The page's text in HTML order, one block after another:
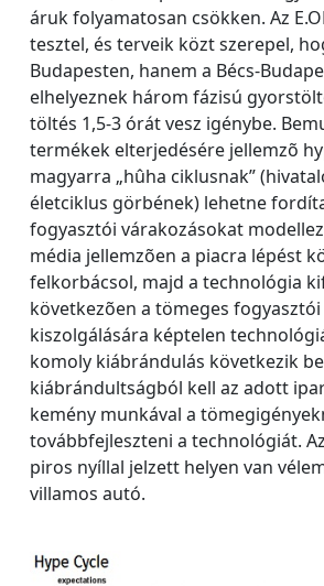
áruk folyamatosan csökken. Az
tesztel, és terveik közt szerepel,
Budapesten, hanem a Bécs-
elhelyeznek három fázisú
töltés 1,5-3 órát vesz igénybe.
termékek elterjedésére jellemzõ
magyarra „hûha ciklusnak”
életciklus görbének) lehetne
fogyasztói várakozásokat
média jellemzõen a piacra lépést
felkorbácsol, majd a technológia
következõen a tömeges
kiszolgálására képtelen
komoly kiábrándulás következik
kiábrándultságból kell az adott
kemény munkával a
továbbfejleszteni a technológiát.
piros nyíllal jelzett helyen van
villamos autó.